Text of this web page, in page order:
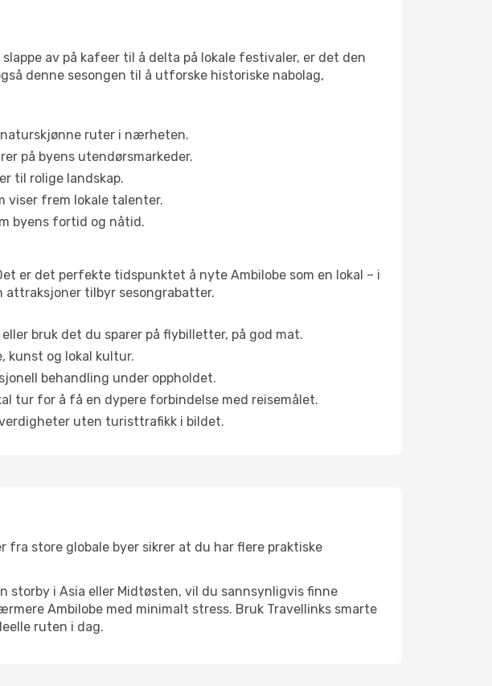
av på kafeer til å delta på lokale festivaler, er det den
denne sesongen til å utforske historiske nabolag,
ruter i nærheten.
på byens utendørsmarkeder.
til rolige landskap.
viser frem lokale talenter.
byens fortid og nåtid.
er det perfekte tidspunktet å nyte Ambilobe som en lokal – i
attraksjoner tilbyr sesongrabatter.
bruk det du sparer på flybilletter, på god mat.
kunst og lokal kultur.
behandling under oppholdet.
tur for å få en dypere forbindelse med reisemålet.
uten turisttrafikk i bildet.
store globale byer sikrer at du har flere praktiske
storby i Asia eller Midtøsten, vil du sannsynligvis finne
Ambilobe med minimalt stress. Bruk Travellinks smarte
ruten i dag.